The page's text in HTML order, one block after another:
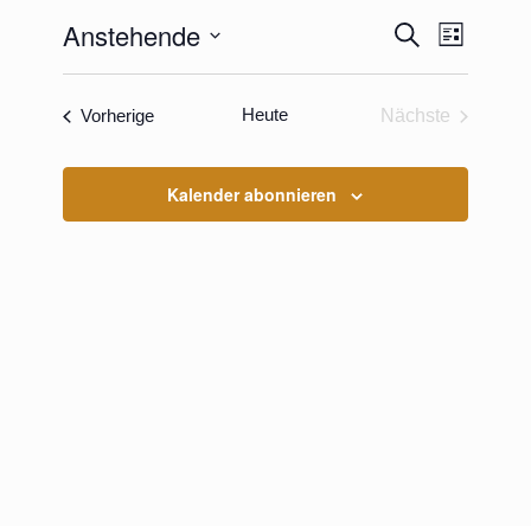
Suche
und
Suche Liste
Anstehende
Datum
VorherigeVeranstaltungen
Heute
Nächste
Kalender abonnieren